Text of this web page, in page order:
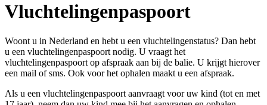
Vluchtelingenpaspoort
Woont u in Nederland en hebt u een vluchtelingenstatus? Dan hebt
u een vluchtelingenpaspoort nodig. U vraagt het
vluchtelingenpaspoort op afspraak aan bij de balie. U krijgt hierover
een mail of sms. Ook voor het ophalen maakt u een afspraak.
Als u een vluchtelingenpaspoort aanvraagt voor uw kind (tot en met